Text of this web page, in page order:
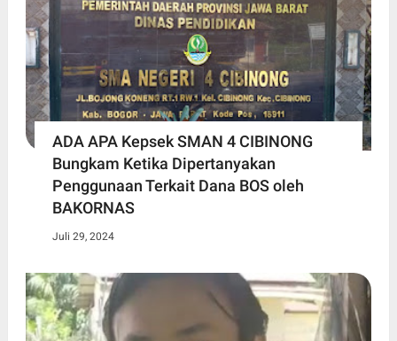
ADA APA Kepsek SMAN 4 CIBINONG
Bungkam Ketika Dipertanyakan
Penggunaan Terkait Dana BOS oleh
BAKORNAS
Juli 29, 2024